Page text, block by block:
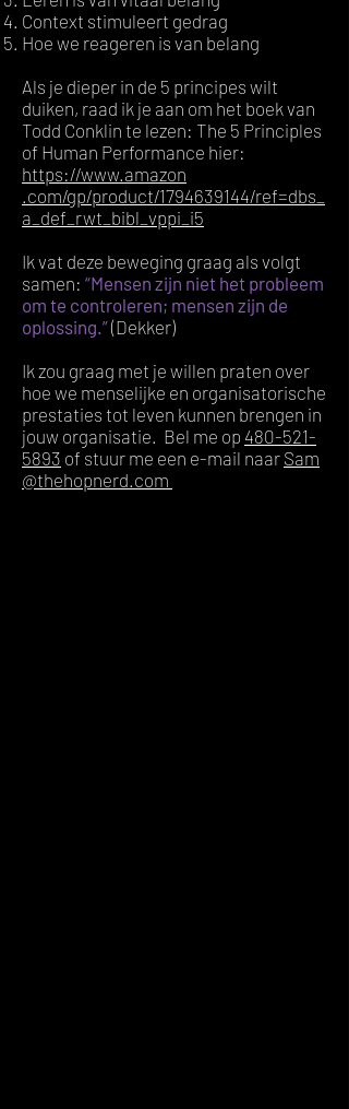
Context stimuleert gedrag
Hoe we reageren is van belang
Als je dieper in de 5 principes wilt
duiken, raad ik je aan om het boek van
Todd Conklin te lezen: The 5 Principles
of Human Performance hier:
https://www.amazon
.com/gp/product/1794639144/ref=dbs_
a_def_rwt_bibl_vppi_i5
Ik vat deze beweging graag als volgt
samen: “Mensen zijn niet het probleem
om te controleren; mensen zijn de
oplossing.”(Dekker)
Ik zou graag met je willen praten over
hoe we menselijke en organisatorische
prestaties tot leven kunnen brengen in
jouw organisatie. Bel me op 480-521-
5893 of stuur me een e-mail naar Sam
@thehopnerd.com